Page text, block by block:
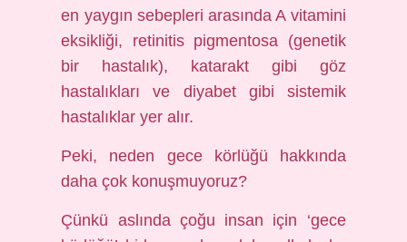
en yaygın sebepleri arasında A vitamini
eksikliği, retinitis pigmentosa (genetik
bir hastalık), katarakt gibi göz
hastalıkları ve diyabet gibi sistemik
hastalıklar yer alır.
Peki, neden gece körlüğü hakkında
daha çok konuşmuyoruz?
Çünkü aslında çoğu insan için ‘gece